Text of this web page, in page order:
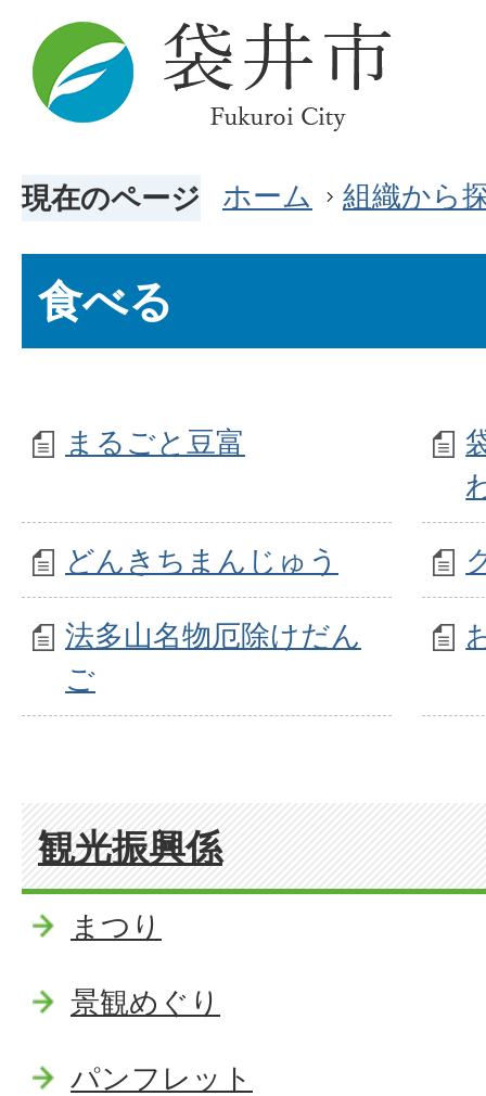
現在のページ ホーム 組織から
食べる
まるごと豆富
どんきちまんじゅう
法多山名物厄除けだん
ご
観光振興係
まつり
景観めぐり
パンフレット